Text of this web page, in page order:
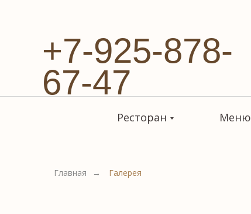
+7-925-878-
67-47
Ресторан Меню
Главная → Галерея